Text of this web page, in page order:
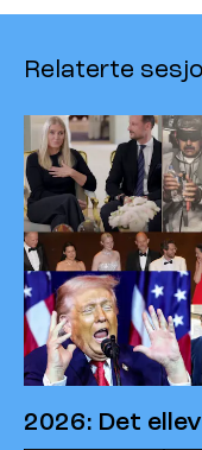
Relaterte
2026: Det